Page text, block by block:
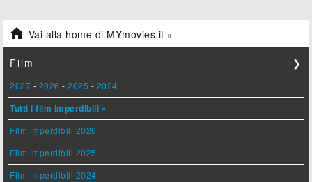
 Vai alla home di MYmovies.it »
Film ❯
2027 - 2026 -2025 - 2024
Tutti i film imperdibili »
Film imperdibili 2026
Film imperdibili 2025
Film imperdibili 2024